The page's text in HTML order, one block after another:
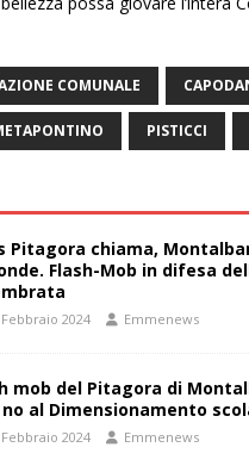
COMUNALE
PISTICCI
Pitagora chiama,
Flash-Mob in difesa
2024 Emmenews
mob del Pitagora di
al Dimensionamento
Febbraio 2024 Emmenews